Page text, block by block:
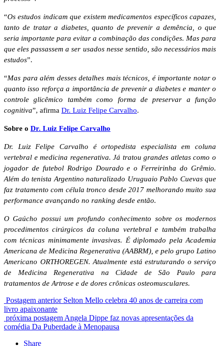
“Os estudos indicam que existem medicamentos específicos capazes,
tanto de tratar a diabetes, quanto de prevenir a demência, o que
seria importante para evitar a combinação das condições. Mas para
que eles passassem a ser usados nesse sentido, são necessários mais
estudos”.
“Mas para além desses detalhes mais técnicos, é importante notar o
quanto isso reforça a importância de prevenir a diabetes e manter o
controle glicêmico também como forma de preservar a função
cognitiva”, afirma Dr. Luiz Felipe Carvalho.
Sobre o Dr. Luiz Felipe Carvalho
Dr. Luiz Felipe Carvalho é ortopedista especialista em coluna
vertebral e medicina regenerativa. Já tratou grandes atletas como o
jogador de futebol Rodrigo Dourado e o Ferreirinha do Grêmio.
Além do tenista Argentino naturalizado Uruguaio Pablo Cuevas que
faz tratamento com célula tronco desde 2017 melhorando muito sua
performance avançando no ranking desde então.
O Gaúcho possui um profundo conhecimento sobre os modernos
procedimentos cirúrgicos da coluna vertebral e também trabalha
com técnicas minimamente invasivas. É diplomado pela Academia
Americana de Medicina Regenerativa (AABRM), e pelo grupo Latino
Americano ORTHOREGEN. Atualmente está estruturando o serviço
de Medicina Regenerativa na Cidade de São Paulo para
tratamentos de Artrose e de dores crônicas osteomusculares.
Postagem anterior Selton Mello celebra 40 anos de carreira com
livro apaixonante
próxima postagem Angela Dippe faz novas apresentações da
comédia Da Puberdade à Menopausa
Share